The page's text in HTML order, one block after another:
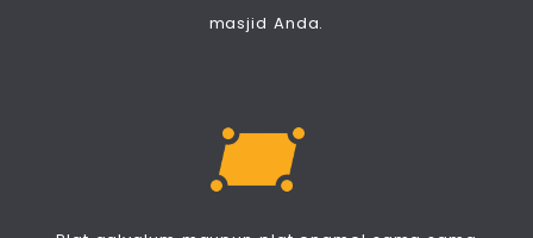
masjid Anda.